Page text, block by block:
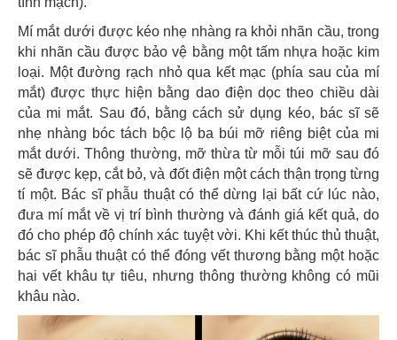
Mí mắt dưới được kéo nhẹ nhàng ra khỏi nhãn cầu, trong
khi nhãn cầu được bảo vệ bằng một tấm nhựa hoặc kim
loại. Một đường rạch nhỏ qua kết mạc (phía sau của mí
mắt) được thực hiện bằng dao điện dọc theo chiều dài
của mi mắt. Sau đó, bằng cách sử dụng kéo, bác sĩ sẽ
nhẹ nhàng bóc tách bộc lộ ba búi mỡ riêng biệt của mi
mắt dưới. Thông thường, mỡ thừa từ mỗi túi mỡ sau đó
sẽ được kẹp, cắt bỏ, và đốt điện một cách thận trọng từng
tí một. Bác sĩ phẫu thuật có thể dừng lại bất cứ lúc nào,
đưa mí mắt về vị trí bình thường và đánh giá kết quả, do
đó cho phép độ chính xác tuyệt vời. Khi kết thúc thủ thuật,
bác sĩ phẫu thuật có thể đóng vết thương bằng một hoặc
hai vết khâu tự tiêu, nhưng thông thường không có mũi
khâu nào.